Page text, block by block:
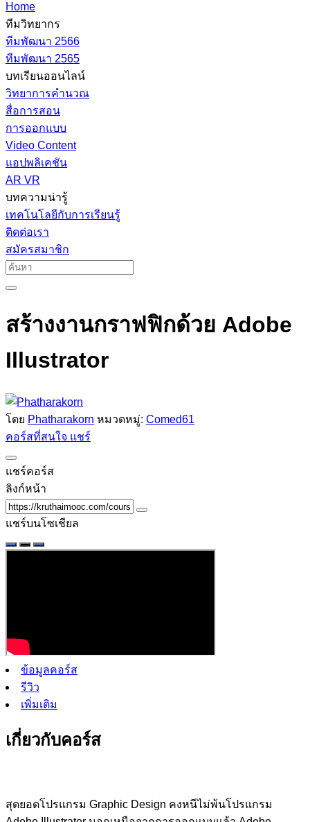
Home
ทีมวิทยากร
ทีมพัฒนา 2566
ทีมพัฒนา 2565
บทเรียนออนไลน์
วิทยาการคำนวณ
สื่อการสอน
การออกแบบ
Video Content
แอปพลิเคชัน
AR VR
บทความน่ารู้
เทคโนโลยีกับการเรียนรู้
ติดต่อเรา
สมัครสมาชิก
สร้างงานกราฟฟิกด้วย Adobe
Illustrator
โดย Phatharakorn หมวดหมู่: Comed61
คอร์สที่สนใจ แชร์
แชร์คอร์ส
ลิงก์หน้า
แชร์บนโซเชียล
ข้อมูลคอร์ส
รีวิว
เพิ่มเติม
เกี่ยวกับคอร์ส
สุดยอดโปรแกรม Graphic Design คงหนีไม่พ้นโปรแกรม